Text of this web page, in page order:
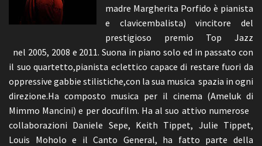
madre Margherita Porfido è pianista
e clavicembalista) vincitore del
prestigioso premio Top Jazz
nel 2005, 2008 e 2011. Suona in piano solo ed in passato con
il suo quartetto,pianista eclettico capace di restare fuori da
oppressive gabbie stilistiche,con la sua musica spazia in ogni
direzione.Ha composto musica per il cinema (Ameluk di
Mimmo Mancini) e per docufilm. Ha al suo attivo numerose
collaborazioni Daniele Sepe, Keith Tippet, Julie Tippet,
Louis Moholo e il Canto General, ha fatto parte della